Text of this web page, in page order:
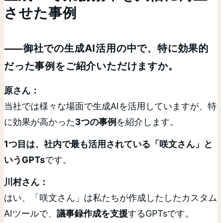
させた事例
⸺御社での生成AI活用の中で、特に効果的
だった事例をご紹介いただけますか。
原さん：
当社では様々な場面で生成AIを活用していますが、特
に効果が高かった3つの事例 を紹介します。
1つ目は、社内で最も活用されている「咲文さん」と
いうGPTsです。
川村さん：
はい、「咲文さん」は私たちが作成したしたカスタム
AIツールで、 議事録作成を支援するGPTsです。